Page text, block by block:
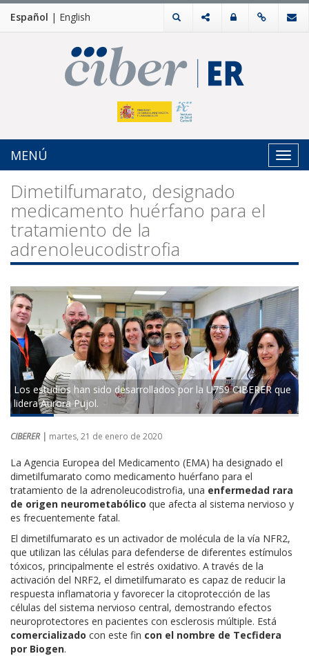
Español | English
MENÚ
Dimetilfumarato, designado
medicamento huérfano para el
tratamiento de la
adrenoleucodistrofia
Los estudios han sido desarrollados por la U759 CIBERER que
lidera Aurora Pujol.
CIBERER | martes, 21 de enero de 2020
La Agencia Europea del Medicamento (EMA) ha designado el
dimetilfumarato como medicamento huérfano para el
tratamiento de la adrenoleucodistrofia, una enfermedad rara
de origen neurometabólico que afecta al sistema nervioso y
es frecuentemente fatal.
El dimetilfumarato es un activador de molécula de la vía NFR2,
que utilizan las células para defenderse de diferentes estímulos
tóxicos, principalmente el estrés oxidativo. A través de la
activación del NRF2, el dimetilfumarato es capaz de reducir la
respuesta inflamatoria y favorecer la citoprotección de las
células del sistema nervioso central, demostrando efectos
neuroprotectores en pacientes con esclerosis múltiple. Está
comercializado con este fin con el nombre de Tecfidera
por Biogen.